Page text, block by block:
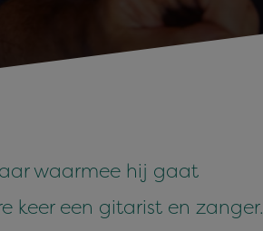
waarmee hij gaat
keer een gitarist en zanger.